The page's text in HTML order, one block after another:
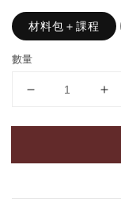
材料包＋課程
數量